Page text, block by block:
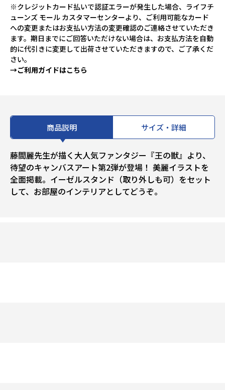
※クレジットカード払いで認証エラーが発生した場合、ライフチ
ューンズ モール カスタマーセンターより、ご利用可能なカード
への変更またはお支払い方法の変更確認のご連絡させていただき
ます。期日までにご回答いただけない場合は、お支払方法を自動
的に代引きに変更して出荷させていただきますので、ご了承くだ
さい。
→ご利用ガイドはこちら
商品説明 サイズ・詳細
藤間麗先生が描く大人気ファンタジー『王の獣』より、
待望のキャンバスアート第2弾が登場！ 美麗イラストを
全面掲載。イーゼルスタンド（取り外しも可）をセット
して、お部屋のインテリアとしてどうぞ。